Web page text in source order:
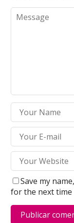
Save my
for the next time